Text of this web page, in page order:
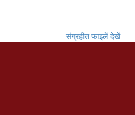
संग्रहीत फाइलें देखें